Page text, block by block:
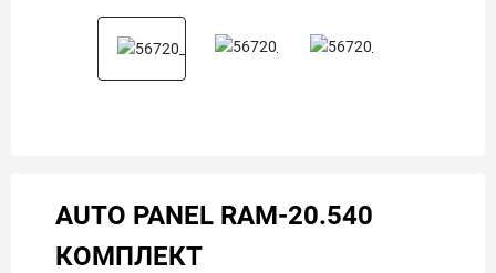
AUTO PANEL RAM-20.540
КОМПЛЕКТ